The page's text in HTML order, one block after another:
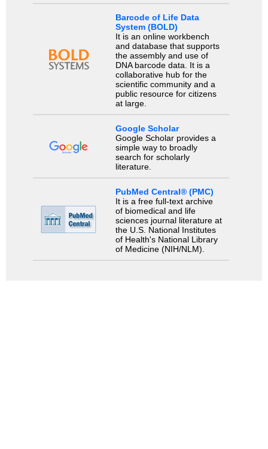
Barcode of Life Data
System (BOLD)
It is an online workbench
and database that supports
the assembly and use of
DNA barcode data. It is a
collaborative hub for the
scientific community and a
public resource for citizens
at large.
Google Scholar
Google Scholar provides a
simple way to broadly
search for scholarly
literature.
PubMed Central® (PMC)
It is a free full-text archive
of biomedical and life
sciences journal literature at
the U.S. National Institutes
of Health's National Library
of Medicine (NIH/NLM).